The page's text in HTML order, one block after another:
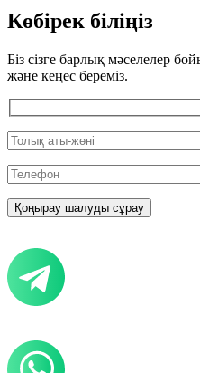
Көбірек біліңіз
Біз сізге барлық мәселелер
және кеңес береміз.